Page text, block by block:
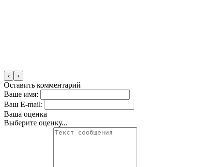
‹ ›
Оставить комментарий
Ваше имя:
Ваш E-mail:
Ваша оценка
Выберите оценку...